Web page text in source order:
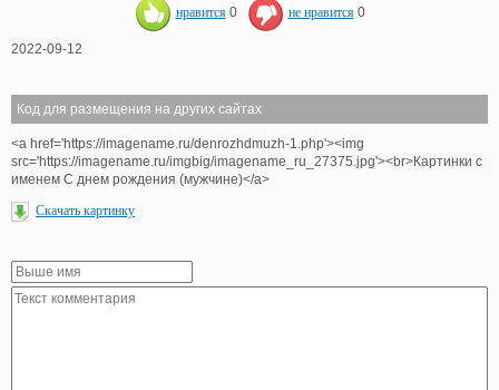
нравится 0 не нравится 0
2022-09-12
Код для размещения на других сайтах
<a href='https://imagename.ru/denrozhdmuzh-1.php'><img
src='https://imagename.ru/imgbig/imagename_ru_27375.jpg'><br>Картинки с
именем С днем рождения (мужчине)</a>
Скачать картинку